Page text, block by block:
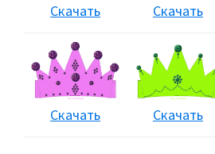
Скачать Скачать
Скачать Скачать